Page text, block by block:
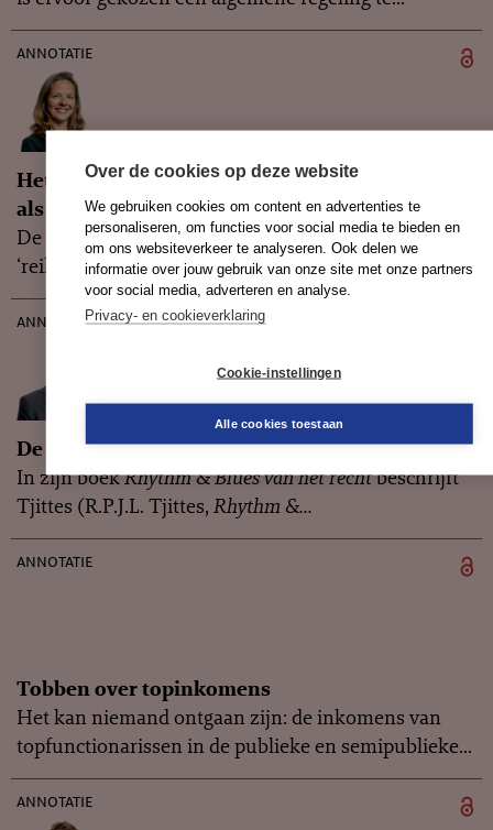
Over de cookies op deze website
We gebruiken cookies om content en advertenties te
personaliseren, om functies voor social media te bieden en
om ons websiteverkeer te analyseren. Ook delen we
informatie over jouw gebruik van onze site met onze partners
voor social media, adverteren en analyse.
Privacy- en cookieverklaring
Cookie-instellingen
Alle cookies toestaan
annotatie
Het BBA dient publiek doel en geldt nog immer
als voorrangsregel
De Hoge Raad spreekt zich in dit arrest uit over de
‘reikwijdteregel’ van het BBA, op grond...
annotatie
De Rhythm & Blues van het BBA
In zijn boekRhythm & Blues van het rechtbeschrijft
Tjittes (R.P.J.L. Tjittes, Rhythm &...
annotatie
Tobben over topinkomens
Het kan niemand ontgaan zijn: de inkomens van
topfunctionarissen in de publieke en semipublieke...
annotatie